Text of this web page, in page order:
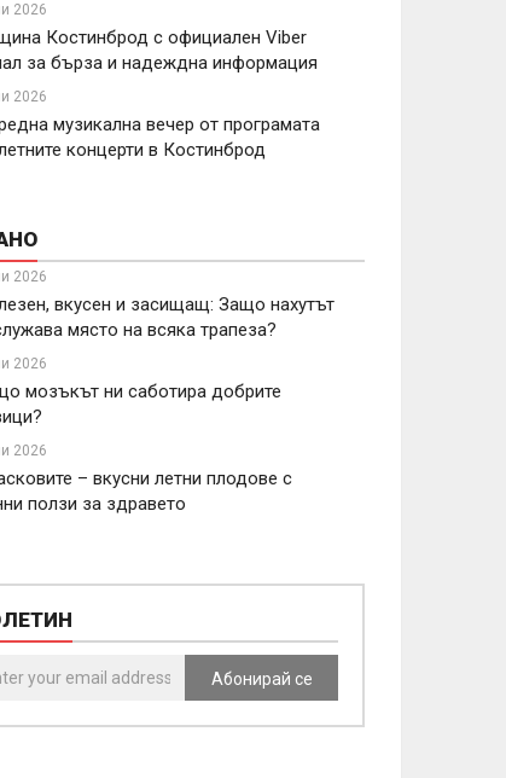
2026
Костинброд с официален Viber
за бърза и надеждна информация
2026
музикална вечер от програмата
концерти в Костинброд
2026
вкусен и засищащ: Защо нахутът
място на всяка трапеза?
2026
мозъкът ни саботира добрите
2026
– вкусни летни плодове с
ползи за здравето
Абонирай се